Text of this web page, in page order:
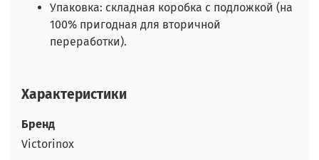
Упаковка: складная коробка с подложкой (на
100% пригодная для вторичной
переработки).
Характеристики
Бренд
Victorinox